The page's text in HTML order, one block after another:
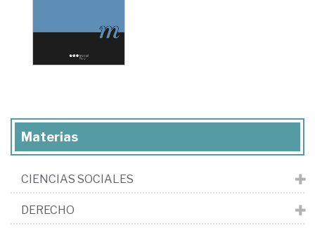
Materias
CIENCIAS SOCIALES
DERECHO